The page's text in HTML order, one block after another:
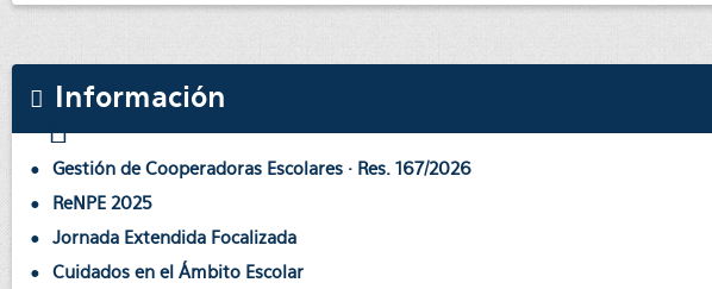
Información
Gestión de Cooperadoras Escolares · Res. 167/2026
ReNPE 2025
Jornada Extendida Focalizada
Cuidados en el Ámbito Escolar